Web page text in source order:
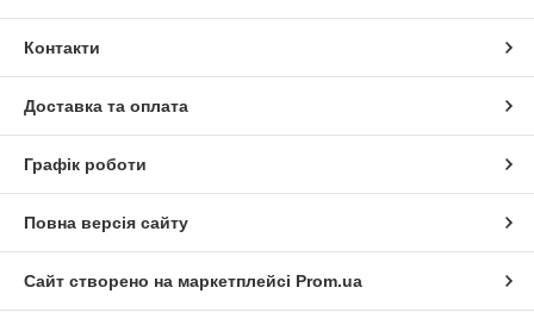
Контакти
Доставка та оплата
Графік роботи
Повна версія сайту
Сайт створено на маркетплейсі Prom.ua